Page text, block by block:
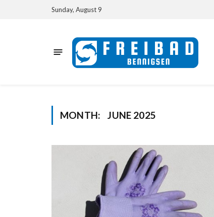
Sunday, August 9
MONTH: JUNE 2025